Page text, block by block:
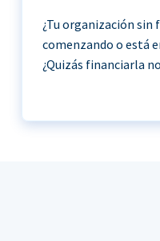
¿Tu organización sin
comenzando o está
¿Quizás financiarla